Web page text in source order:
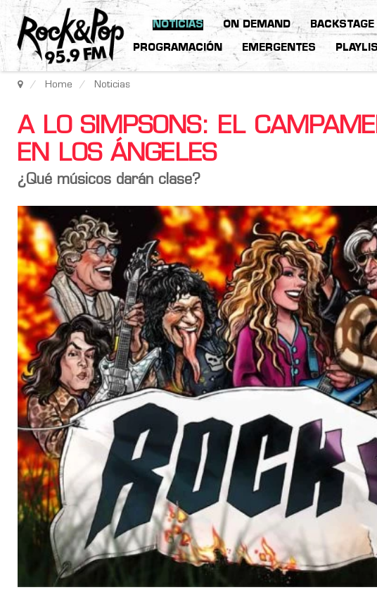
NOTICIAS ON DEMAND
PROGRAMACIÓN EMERGENTES
Home Noticias
A LO SIMPSONS: EL
EN LOS ÁNGELES
¿Qué músicos darán clase?